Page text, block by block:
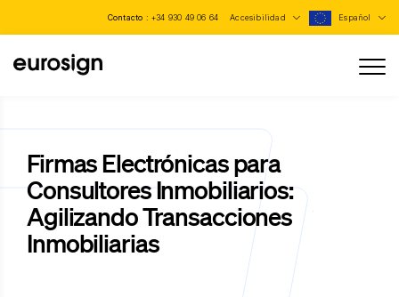
Contacto : +34 930 49 06 64 Accesibilidad Español
Firmas Electrónicas para
Consultores Inmobiliarios:
Agilizando Transacciones
Inmobiliarias